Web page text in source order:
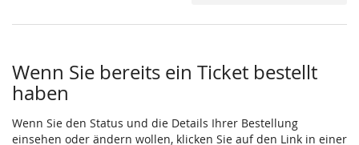
Wenn Sie bereits ein Ticket bestellt
haben
Wenn Sie den Status und die Details Ihrer Bestellung
einsehen oder ändern wollen, klicken Sie auf den Link in einer